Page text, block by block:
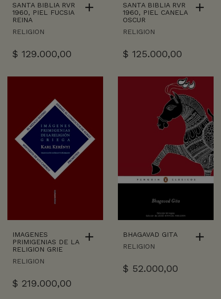
SANTA BIBLIA RVR
1960, PIEL FUCSIA
REINA
RELIGION
$ 129.000,00
SANTA BIBLIA RVR
1960, PIEL CANELA
OSCUR
RELIGION
$ 125.000,00
IMAGENES
PRIMIGENIAS DE LA
RELIGION GRIE
RELIGION
$ 219.000,00
BHAGAVAD GITA
RELIGION
$ 52.000,00